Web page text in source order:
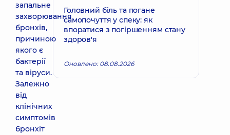
запальне
захворювання
бронхів,
причиною
якого є
бактерії
та віруси.
Залежно
від
клінічних
симптомів
бронхіт
Головний біль та погане
самопочуття у спеку: як
впоратися з погіршенням стану
здоров'я
Оновлено: 08.08.2026